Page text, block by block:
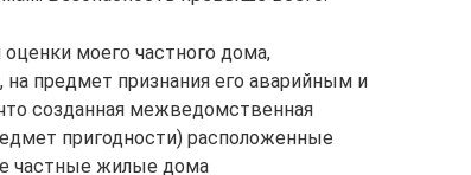
моего частного дома,
предмет признания его аварийным и
созданная межведомственная
пригодности) расположенные
частные жилые дома